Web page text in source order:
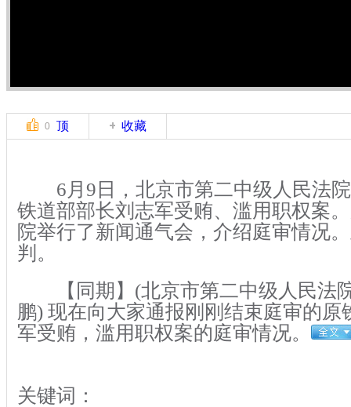
0 顶 收藏
6月9日，北京市第二中级人民法院
铁道部部长刘志军受贿、滥用职权案
院举行了新闻通气会，介绍庭审情况
判。
【同期】(北京市第二中级人民法
鹏) 现在向大家通报刚刚结束庭审的原
军受贿，滥用职权案的庭审情况。
关键词：